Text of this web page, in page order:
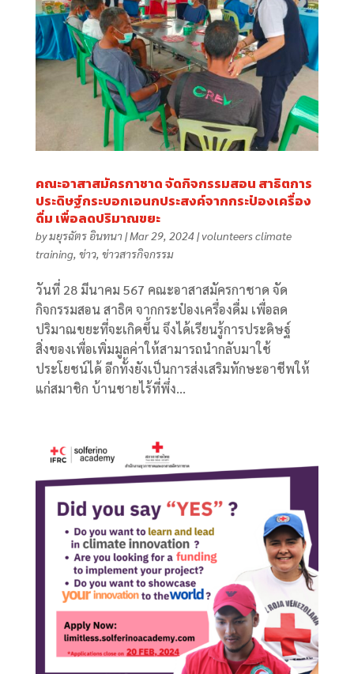
คณะอาสาสมัครกาชาด จัดกิจกรรมสอน สาธิตการ
ประดิษฐ์กระบอกเอนกประสงค์จากกระป๋องเครื่อง
ดื่ม เพื่อลดปริมาณขยะ
byมยุรฉัตร อินทนา|Mar 29, 2024|volunteers climate
training, ข่าว, ข่าวสารกิจกรรม
วันที่ 28 มีนาคม 567 คณะอาสาสมัครกาชาด จัด
กิจกรรมสอน สาธิต จากกระป๋องเครื่องดื่ม เพื่อลด
ปริมาณขยะที่จะเกิดขึ้น จึงได้เรียนรู้การประดิษฐ์
สิ่งของเพื่อเพิ่มมูลค่าให้สามารถนำกลับมาใช้
ประโยชน์ได้ อีกทั้งยังเป็นการส่งเสริมทักษะอาชีพให้
แก่สมาชิก บ้านชายไร้ที่พึ่ง...